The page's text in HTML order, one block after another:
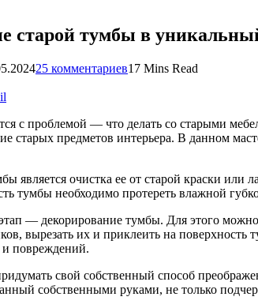
старой тумбы в
25 комментариев17 Mins Read
с проблемой — что делать со старыми
старых предметов интерьера. В данном
является очистка ее от старой краски
тумбы необходимо протереть влажной
— декорирование тумбы. Для этого
вырезать их и приклеить на
и повреждений.
свой собственный способ
собственными руками, не только